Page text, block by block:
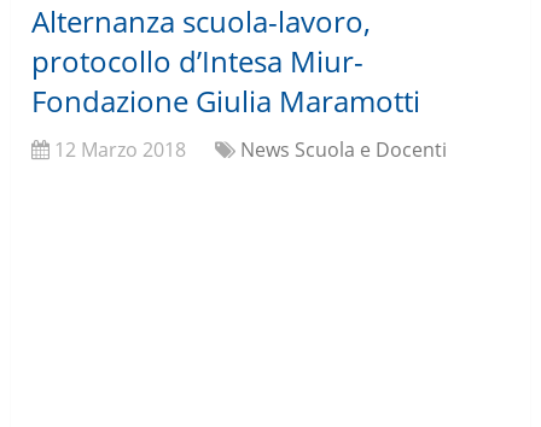
Alternanza scuola-lavoro,
protocollo d’Intesa Miur-
Fondazione Giulia Maramotti
12 Marzo 2018 News Scuola e Docenti